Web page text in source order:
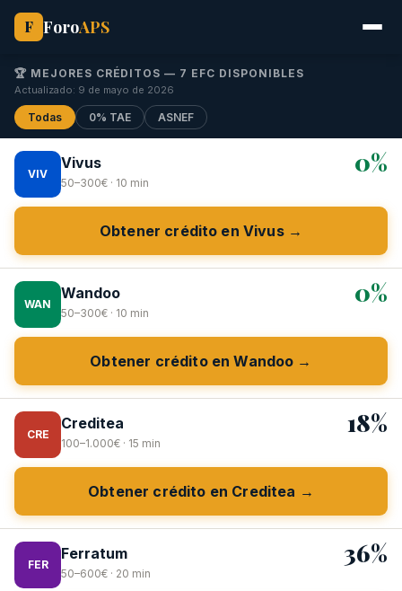
F ForoAPS
🏆 MEJORES CRÉDITOS — 7 EFC DISPONIBLES
Actualizado: 9 de mayo de 2026
Todas 0% TAE ASNEF
VIV
Vivus
50–300€ · 10 min
0%
Obtener crédito en Vivus →
WAN
Wandoo
50–300€ · 10 min
0%
Obtener crédito en Wandoo →
CRE
Creditea
100–1.000€ · 15 min
18%
Obtener crédito en Creditea →
FER
Ferratum
50–600€ · 20 min
36%